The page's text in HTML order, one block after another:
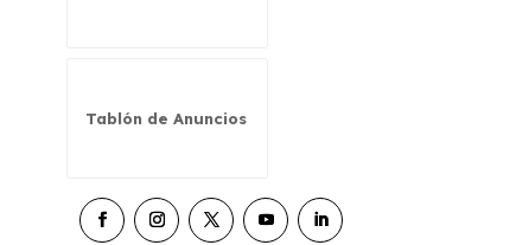
Tablón de Anuncios